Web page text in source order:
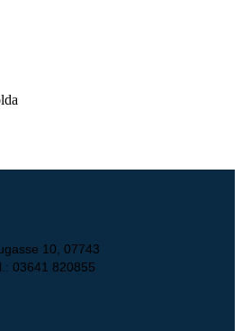
10, 07743
03641 820855